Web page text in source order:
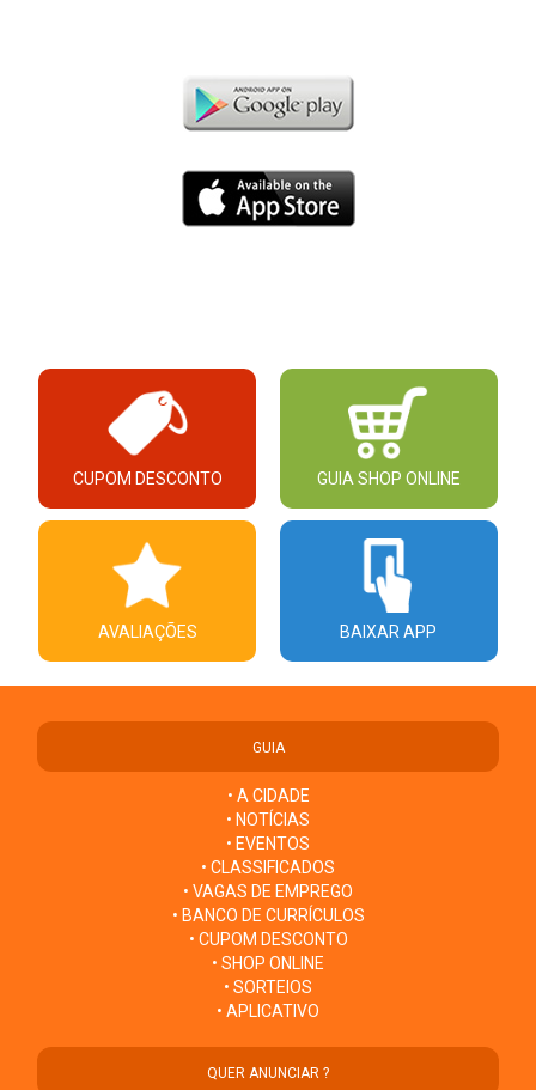
CUPOM DESCONTO GUIA SHOP ONLINE
AVALIAÇÕES BAIXAR APP
GUIA
• A CIDADE
• NOTÍCIAS
• EVENTOS
• CLASSIFICADOS
• VAGAS DE EMPREGO
• BANCO DE CURRÍCULOS
• CUPOM DESCONTO
• SHOP ONLINE
• SORTEIOS
• APLICATIVO
QUER ANUNCIAR ?